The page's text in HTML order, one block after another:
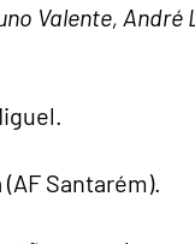
Valente,
Santarém).